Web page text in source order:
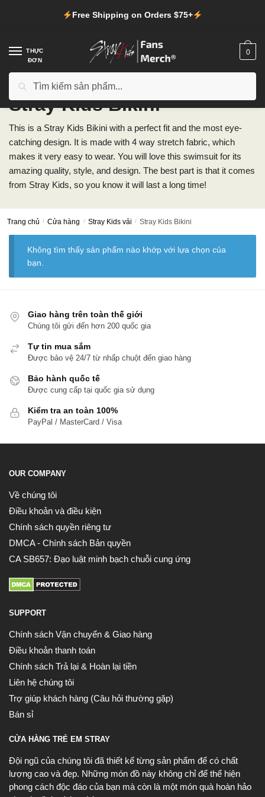
hướng
nội
Free Shipping on Orders $75+
THỰC
ĐƠN
kiếm:
0
Stray Kids Bikini
This is a Stray Kids Bikini with a perfect fit and the most eye-
catching design. It is made with 4 way stretch fabric, which
makes it very easy to wear. You will love this swimsuit for its
amazing quality, style, and design. The best part is that it comes
from Stray Kids, so you know it will last a long time!
Trang chủ / Cửa hàng / Stray Kids vải / Stray Kids Bikini
Không tìm thấy sản phẩm nào khớp với lựa chọn của
bạn.
Giao hàng trên toàn thế giới
Chúng tôi gửi đến hơn 200 quốc gia
Tự tin mua sắm
Được bảo vệ 24/7 từ nhấp chuột đến giao hàng
Bảo hành quốc tế
Được cung cấp tại quốc gia sử dụng
Kiểm tra an toàn 100%
PayPal / MasterCard / Visa
OUR COMPANY
Về chúng tôi
Điều khoản và điều kiện
Chính sách quyền riêng tư
DMCA - Chính sách Bản quyền
CA SB657: Đạo luật minh bạch chuỗi cung ứng
SUPPORT
Chính sách Vận chuyển & Giao hàng
Điều khoản thanh toán
Chính sách Trả lại & Hoàn lại tiền
Liên hệ chúng tôi
Trợ giúp khách hàng (Câu hỏi thường gặp)
Bán sỉ
CỬA HÀNG TRẺ EM STRAY
Đội ngũ của chúng tôi đã thiết kế từng sản phẩm để có chất
lượng cao và đẹp. Những món đồ này không chỉ để thể hiện
phong cách độc đáo của bạn mà còn là một món quà hoàn hảo